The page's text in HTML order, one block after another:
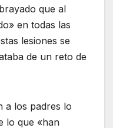
que al
en todas las
lesiones se
de un reto de
a los padres lo
lo que «han